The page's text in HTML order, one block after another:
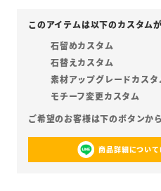
石留めカスタム
石替えカスタム
素材アップグレードカスタ
モチーフ変更カスタム
商品詳細につい